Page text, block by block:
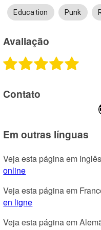
Education Punk
Avaliação
Contato
Em outras línguas
Veja esta página em
online
Veja esta página em
en ligne
Veja esta página em